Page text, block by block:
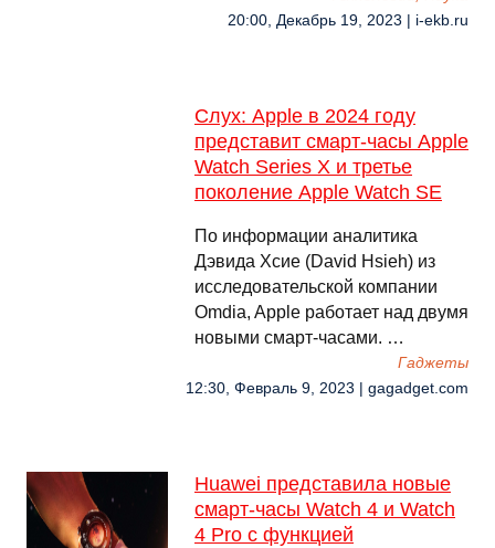
20:00, Декабрь 19, 2023 | i-ekb.ru
Слух: Apple в 2024 году
представит смарт-часы Apple
Watch Series X и третье
поколение Apple Watch SE
По информации аналитика
Дэвида Хсие (David Hsieh) из
исследовательской компании
Omdia, Apple работает над двумя
новыми смарт-часами. …
Гаджеты
12:30, Февраль 9, 2023 | gagadget.com
Huawei представила новые
смарт-часы Watch 4 и Watch
4 Pro с функцией